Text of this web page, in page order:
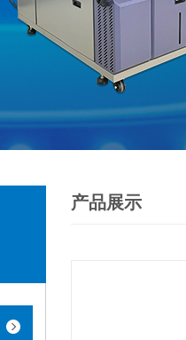
产品展示